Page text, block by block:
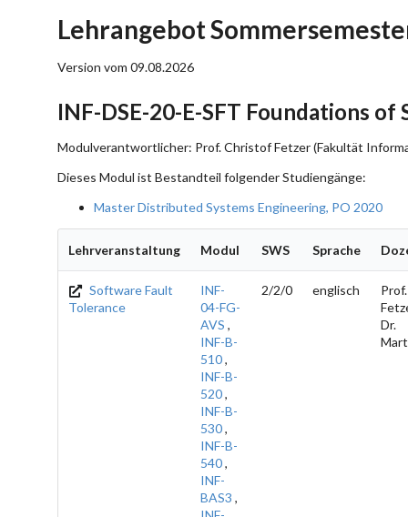
Lehrangebot
Version vom 09.08.2026
INF-DSE-20-E-SFT Foundations
Modulverantwortlicher: Prof. Christof Fetzer (Fakultät
Dieses Modul ist Bestandteil folgender Studiengänge:
Master Distributed Systems Engineering, PO 2020
Lehrveranstaltung Modul SWS Sprache
Software Fault
Tolerance
INF-
04-FG-
AVS ,
INF-B-
510,
INF-B-
520,
INF-B-
530,
INF-B-
540,
INF-
BAS3 ,
2/2/0 englisch
Prof.
Dr.